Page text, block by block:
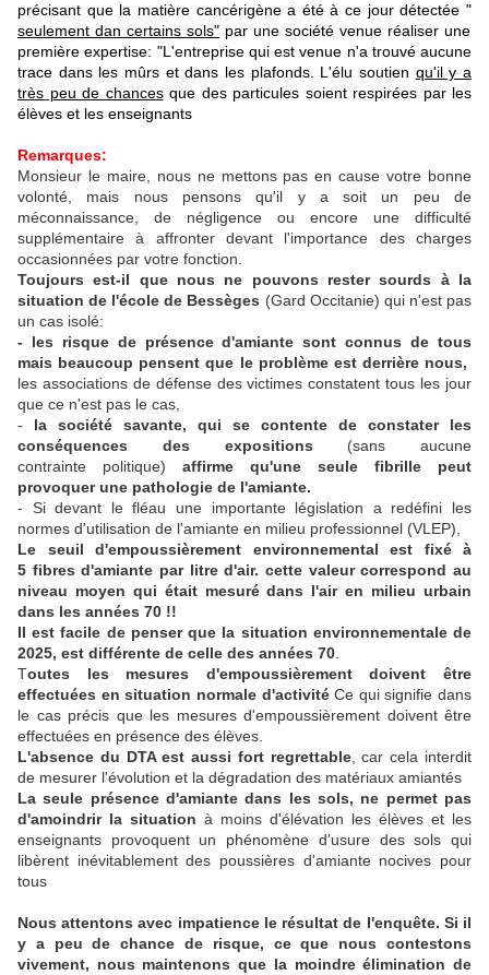
précisant que la matière cancérigène a été à ce jour détectée "
seulement dan certains sols" par une société venue réaliser une
première expertise: "L'entreprise qui est venue n'a trouvé aucune
trace dans les mûrs et dans les plafonds. L'élu soutien qu'il y a
très peu de chancesque des particules soient respirées par les
élèves et les enseignants
Remarques:
Monsieur le maire, nous ne mettons pas en cause votre bonne
volonté, mais nous pensons qu'il y a soit un peu de
méconnaissance, de négligence ou encore une difficulté
supplémentaire à affronter devant l'importance des charges
occasionnées par votre fonction.
Toujours est-il que nous ne pouvons rester sourds à la
situation de l'école de Bessèges (Gard Occitanie) qui n'est pas
un cas isolé:
- les risque de présence d'amiante sont connus de tous
mais beaucoup pensent que le problème est derrière nous,
les associations de défense des victimes constatent tous les jour
que ce n'est pas le cas,
- la société savante, qui se contente de constater les
conséquences des expositions (sans aucune
contrainte politique) affirme qu'une seule fibrille peut
provoquer une pathologie de l'amiante.
- Si devant le fléau une importante législation a redéfini les
normes d'utilisation de l'amiante en milieu professionnel (VLEP),
Le seuil d'empoussièrement environnemental est fixé à
5 fibres d'amiante par litre d'air. cette valeur correspond au
niveau moyen qui était mesuré dans l'air en milieu urbain
dans les années 70 !!
Il est facile de penser que la situation environnementale de
2025, est différente de celle des années 70
Toutes les mesures d'empoussièrement doivent être
effectuées en situation normale d'activitéCe qui signifie dans
le cas précis que les mesures d'empoussièrement doivent être
effectuées en présence des élèves.
L'absence du DTA est aussi fort regrettable, car cela interdit
de mesurer l'évolution et la dégradation des matériaux amiantés
La seule présence d'amiante dans les sols, ne permet pas
d'amoindrir la situation à moins d'élévation les élèves et les
enseignants provoquent un phénomène d'usure des sols qui
libèrent inévitablement des poussières d'amiante nocives pour
tous
Nous attentons avec impatience le résultat de l'enquête. Si il
y a peu de chance de risque, ce que nous contestons
vivement, nous maintenons que la moindre élimination de